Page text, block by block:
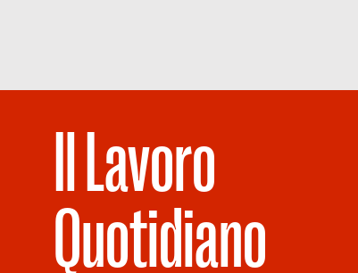
Il Lavoro
Quotidiano